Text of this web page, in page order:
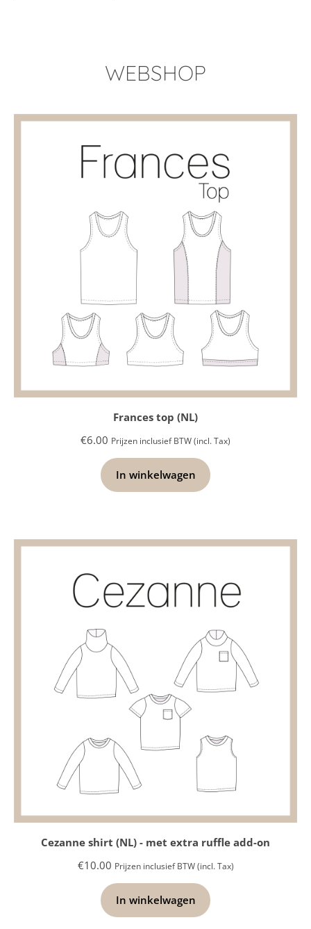
WEBSHOP
Frances top (NL)
€6.00 Prijzen inclusief BTW (incl. Tax)
In winkelwagen
Cezanne shirt (NL) - met extra ruffle add-on
€10.00 Prijzen inclusief BTW (incl. Tax)
In winkelwagen